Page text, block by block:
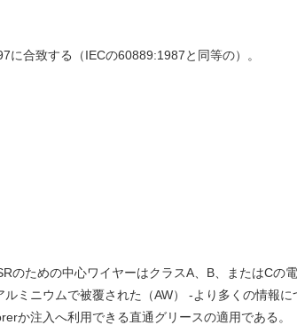
に合致する（IECの60889:1987と同等の）。
のための中心ワイヤーはクラスA、B、またはCの
ミニウムで被覆された（AW） -より多くの情報に
か注入へ利用できる直通グリースの適用である。